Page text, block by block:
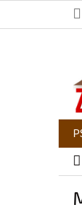
obsah